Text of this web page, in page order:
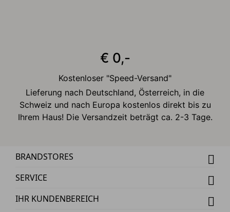
€ 0,-
Kostenloser "Speed-Versand"
Lieferung nach Deutschland, Österreich, in die
Schweiz und nach Europa kostenlos direkt bis zu
Ihrem Haus! Die Versandzeit beträgt ca. 2-3 Tage.
BRANDSTORES
SERVICE
IHR KUNDENBEREICH